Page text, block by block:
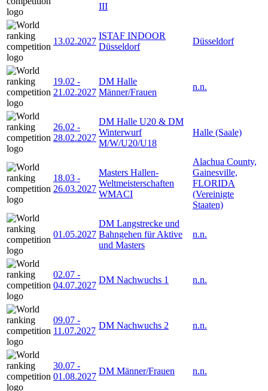
III
13.02.2027
ISTAF INDOOR
Düsseldorf
Düsseldorf
19.02 -
21.02.2027
DM Halle
Männer/Frauen
n.n.
26.02 -
28.02.2027
DM Halle U20 & DM
Winterwurf
M/W/U20/U18
Halle (Saale)
18.03 -
26.03.2027
Masters Hallen-
Weltmeisterschaften
WMACI
Alachua County,
Gainesville,
FLORIDA
(Vereinigte
Staaten)
01.05.2027
DM Langstrecke und
Bahngehen für Aktive
und Masters
n.n.
02.07 -
04.07.2027
DM Nachwuchs 1 n.n.
09.07 -
11.07.2027
DM Nachwuchs 2 n.n.
30.07 -
01.08.2027
DM Männer/Frauen n.n.